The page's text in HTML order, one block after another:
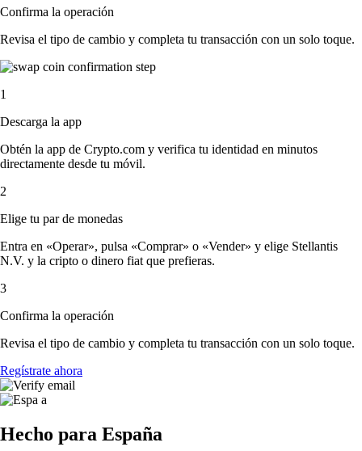
Confirma la operación
Revisa el tipo de cambio y completa tu transacción con un solo toque.
1
Descarga la app
Obtén la app de Crypto.com y verifica tu identidad en minutos
directamente desde tu móvil.
2
Elige tu par de monedas
Entra en «Operar», pulsa «Comprar» o «Vender» y elige Stellantis
N.V. y la cripto o dinero fiat que prefieras.
3
Confirma la operación
Revisa el tipo de cambio y completa tu transacción con un solo toque.
Regístrate ahora
Hecho para España